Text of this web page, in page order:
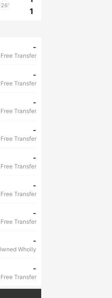
26'
1
-
Free Transfer
-
Free Transfer
-
Free Transfer
-
Free Transfer
-
Free Transfer
-
Free Transfer
-
Free Transfer
-
Wholly
-
Free Transfer